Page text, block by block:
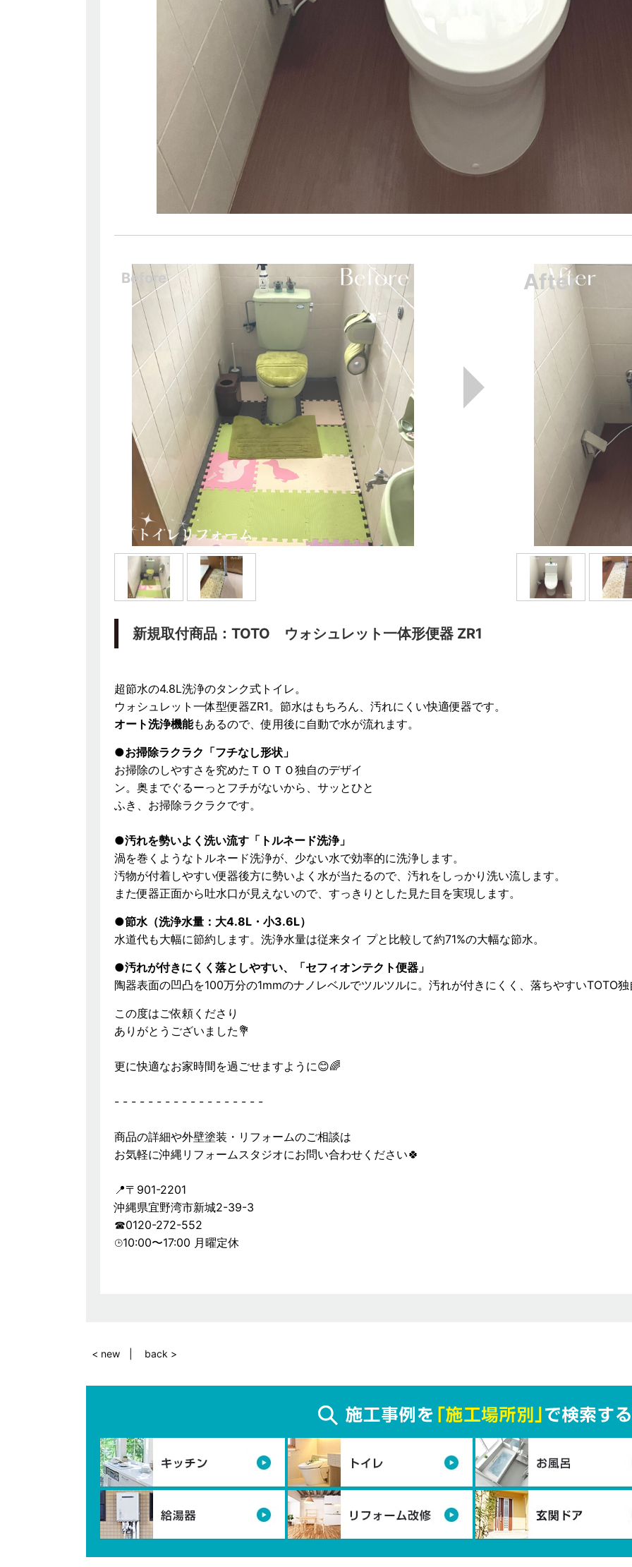
新規取付商品：TOTO ウォシュレット一体形便器 ZR1
超節水の4.8L洗浄のタンク式トイレ。
ウォシュレット一体型便器ZR1。節水はもちろん、汚れにくい快適便器です。
オート洗浄機能もあるので、使用後に自動で水が流れます。
●お掃除ラクラク「フチなし形状」
お掃除のしやすさを究めたＴＯＴＯ独自のデザイ
ン。奥までぐるーっとフチがないから、サッとひと
ふき、お掃除ラクラクです。
●汚れを勢いよく洗い流す「トルネード洗浄」
渦を巻くようなトルネード洗浄が、少ない水で効率的に洗浄します。
汚物が付着しやすい便器後方に勢いよく水が当たるので、汚れをしっかり洗い流します。
また便器正面から吐水口が見えないので、すっきりとした見た目を実現します。
●節水（洗浄水量：大4.8L・小3.6L）
水道代も大幅に節約します。洗浄水量は従来タイ プと比較して約71%の大幅な節水。
●汚れが付きにくく落としやすい、「セフィオンテクト便器」
陶器表面の凹凸を100万分の1mmのナノレベルでツルツルに。汚れが付きにくく、落ちやすいTOTO
この度はご依頼くださり
ありがとうございました💐
更に快適なお家時間を過ごせますように😊🌈
- - - - - - - - - - - - - - - - - -
商品の詳細や外壁塗装・リフォームのご相談は
お気軽に沖縄リフォームスタジオにお問い合わせください🍀
📍〒901-2201
沖縄県宜野湾市新城2-39-3
☎︎0120-272-552
⌚︎10:00〜17:00 月曜定休
< new back >